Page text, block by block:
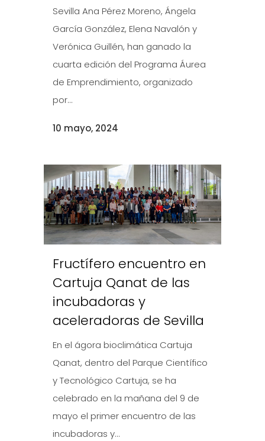
Sevilla Ana Pérez Moreno, Ángela
García González, Elena Navalón y
Verónica Guillén, han ganado la
cuarta edición del Programa Áurea
de Emprendimiento, organizado
por...
10 mayo, 2024
Fructífero encuentro en
Cartuja Qanat de las
incubadoras y
aceleradoras de Sevilla
En el ágora bioclimática Cartuja
Qanat, dentro del Parque Científico
y Tecnológico Cartuja, se ha
celebrado en la mañana del 9 de
mayo el primer encuentro de las
incubadoras y...